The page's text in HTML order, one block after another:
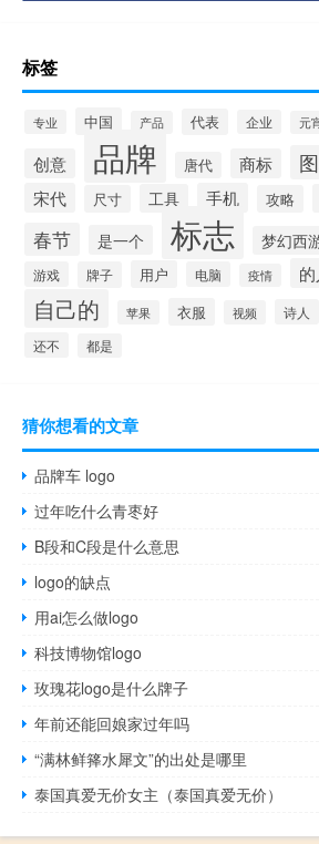
标签
专业 中国 产品 代表 企业 元
创意 品牌 唐代 商标
宋代 尺寸 工具 手机 攻略
春节 是一个 标志 梦幻西
游戏 牌子 用户 电脑 疫情 的
自己的 苹果 衣服 视频 诗人
还不 都是
猜你想看的文章
品牌车 logo
过年吃什么青枣好
B段和C段是什么意思
logo的缺点
用ai怎么做logo
科技博物馆logo
玫瑰花logo是什么牌子
年前还能回娘家过年吗
“满林鲜箨水犀文”的出处是哪里
泰国真爱无价女主（泰国真爱无价）